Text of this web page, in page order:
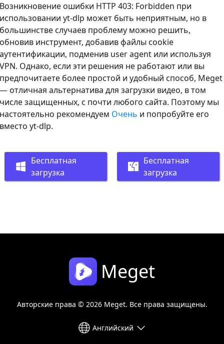
Возникновение ошибки HTTP 403: Forbidden при
использовании yt-dlp может быть неприятным, но в
большинстве случаев проблему можно решить,
обновив инструмент, добавив файлы cookie
аутентификации, подменив user agent или используя
VPN. Однако, если эти решения не работают или вы
предпочитаете более простой и удобный способ, Meget
— отличная альтернатива для загрузки видео, в том
числе защищенных, с почти любого сайта. Поэтому мы
настоятельно рекомендуем Очень и попробуйте его
вместо yt-dlp.
Бесплатная
загрузка
Бесплатная
загрузка
Meget
Авторские права © 2026 Meget. Все права защищены.
Английский